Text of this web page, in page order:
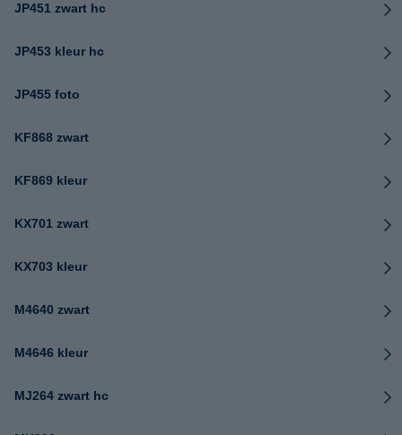
JP451 zwart hc
JP453 kleur hc
JP455 foto
KF868 zwart
KF869 kleur
KX701 zwart
KX703 kleur
M4640 zwart
M4646 kleur
MJ264 zwart hc